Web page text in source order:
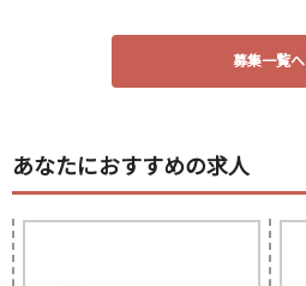
募集一覧へ
あなたにおすすめの求人